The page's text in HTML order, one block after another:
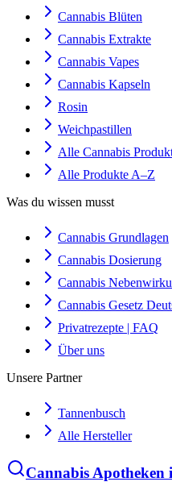
Cannabis Blüten
Cannabis Extrakte
Cannabis Vapes
Cannabis Kapseln
Rosin
Weichpastillen
Alle Cannabis
Alle Produkte A–Z
Was du wissen musst
Cannabis Grundlagen
Cannabis Dosierung
Cannabis
Cannabis Gesetz
Privatrezepte | FAQ
Über uns
Unsere Partner
Tannenbusch
Alle Hersteller
Cannabis Apotheken